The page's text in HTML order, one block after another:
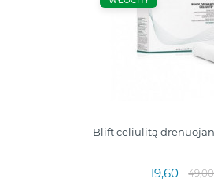
Blift celiulitą
19,60